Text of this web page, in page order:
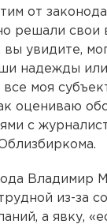
от
решали свои
вы увидите,
надежды
моя
оцениваю
с
Владимир
из-за
а явку,